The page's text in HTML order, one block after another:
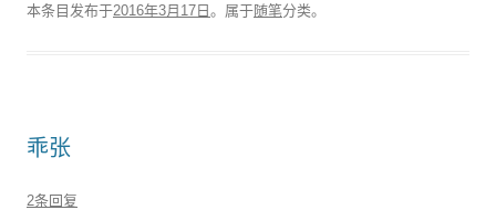
本条目发布于2016年3月17日 。属于随笔分类。
乖张
2条回复